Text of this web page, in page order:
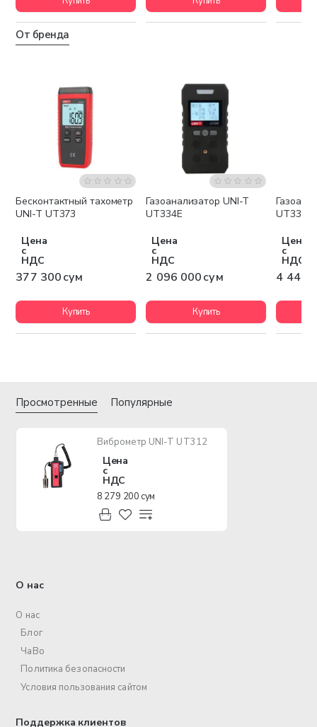
От бренда
Бесконтактный тахометр
UNI-T UT373
Цена
с
НДС
377 300 сум
Купить
Бесплатная доставка
Газоанализатор UNI-T
UT334E
Цена
с
НДС
2 096 000 сум
Купить
UT334F
Цена
с
НДС
4 443
Просмотренные Популярные
Виброметр UNI-T UT312
Цена
с
НДС
8 279 200 сум
О нас
О нас
Блог
ЧаВо
Политика безопасности
Условия пользования сайтом
Поддержка клиентов